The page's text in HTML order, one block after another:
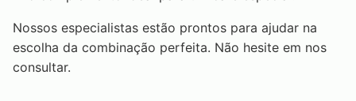
Nossos especialistas estão prontos para ajudar na
escolha da combinação perfeita. Não hesite em nos
consultar.